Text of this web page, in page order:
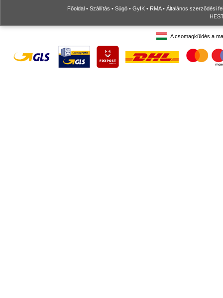
Főoldal • Szállítás • Súgó • GyIK • RMA• Általános szerződési
A csomagküldés a